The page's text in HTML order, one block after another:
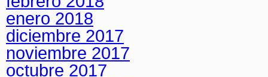
enero 2018
diciembre 2017
noviembre 2017
octubre 2017